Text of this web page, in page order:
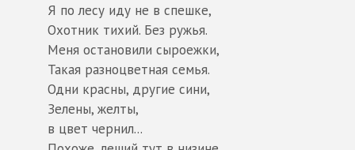
Я по лесу иду не в спешке,
Охотник тихий. Без ружья.
Меня остановили сыроежки,
Такая разноцветная семья.
Одни красны, другие сини,
Зелены, желты,
в цвет чернил...